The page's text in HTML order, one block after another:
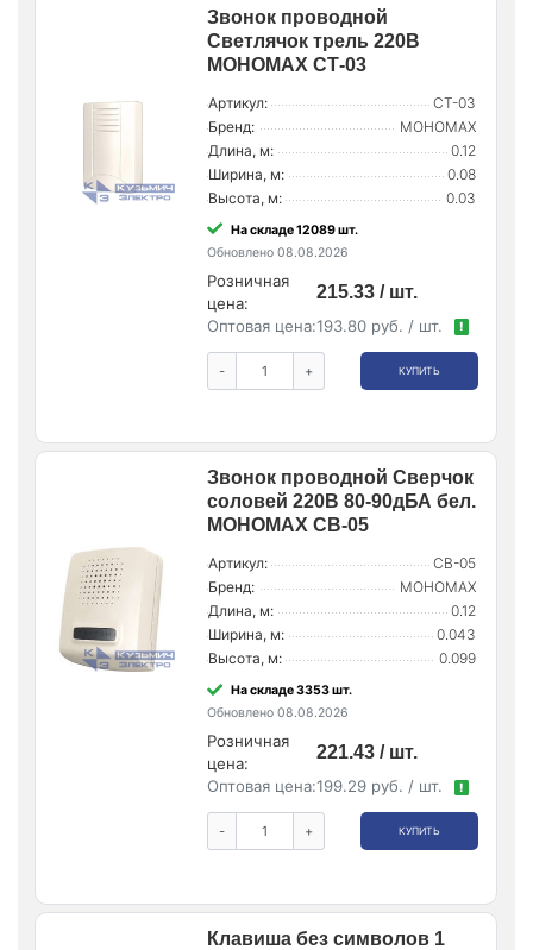
Звонок проводной
Светлячок трель 220В
МОНОМАХ СТ-03
Артикул:
СТ-03
Бренд:
МОНОМАХ
Длина, м:
0.12
Ширина, м:
0.08
Высота, м:
0.03
На складе 12089 шт.
Обновлено 08.08.2026
Розничная
цена:
215.33 / шт.
Оптовая цена:193.80 руб. / шт. !
- + КУПИТЬ
Звонок проводной Сверчок
соловей 220В 80-90дБА бел.
МОНОМАХ СВ-05
Артикул:
СВ-05
Бренд:
МОНОМАХ
Длина, м:
0.12
Ширина, м:
0.043
Высота, м:
0.099
На складе 3353 шт.
Обновлено 08.08.2026
Розничная
цена:
221.43 / шт.
Оптовая цена:199.29 руб. / шт. !
- + КУПИТЬ
Клавиша без символов 1